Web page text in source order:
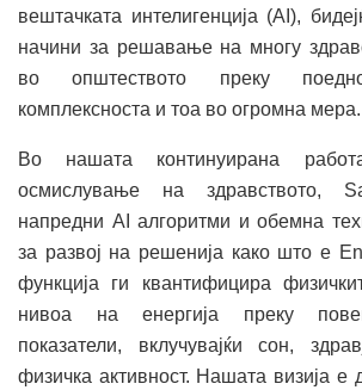
вештачката интелигенција (AI),
начини за решавање на многу
во општеството преку
комплексноста и тоа во огромна мера.
Во нашата континуирана
осмислување на здравството,
напредни AI алгоритми и обемна
за развој на решенија како што е
функција ги квантифицира
нивоа на енергија преку
показатели, вклучувајќи сон,
физичка активност. Нашата визија е